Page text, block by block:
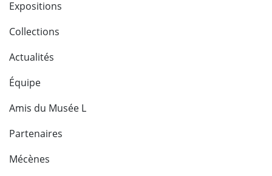
Expositions
Collections
Actualités
Équipe
Amis du Musée L
Partenaires
Mécènes